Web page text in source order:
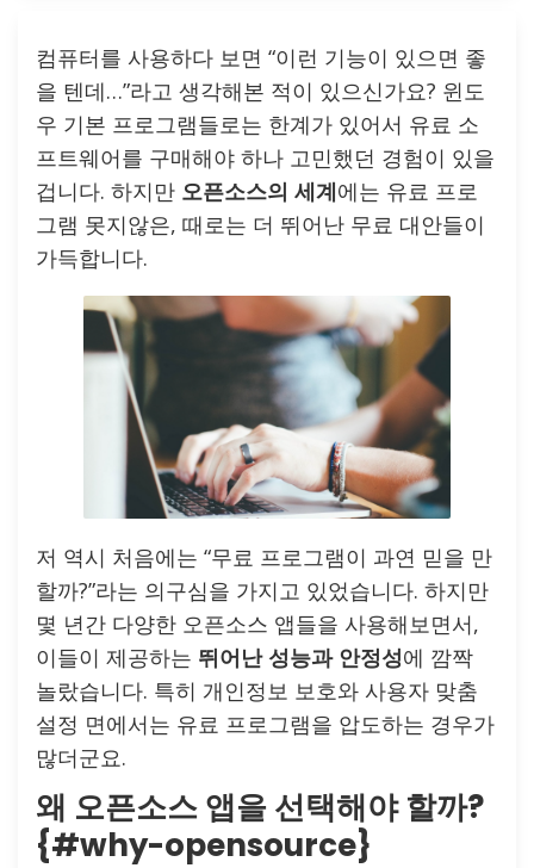
컴퓨터를 사용하다 보면 “이런 기능이 있으면 좋
을 텐데…”라고 생각해본 적이 있으신가요? 윈도
우 기본 프로그램들로는 한계가 있어서 유료 소
프트웨어를 구매해야 하나 고민했던 경험이 있을
겁니다. 하지만 오픈소스의 세계에는 유료 프로
그램 못지않은, 때로는 더 뛰어난 무료 대안들이
가득합니다.
저 역시 처음에는 “무료 프로그램이 과연 믿을 만
할까?”라는 의구심을 가지고 있었습니다. 하지만
몇 년간 다양한 오픈소스 앱들을 사용해보면서,
이들이 제공하는 뛰어난 성능과 안정성에 깜짝
놀랐습니다. 특히 개인정보 보호와 사용자 맞춤
설정 면에서는 유료 프로그램을 압도하는 경우가
많더군요.
왜 오픈소스 앱을 선택해야 할까?
{#why-opensource}